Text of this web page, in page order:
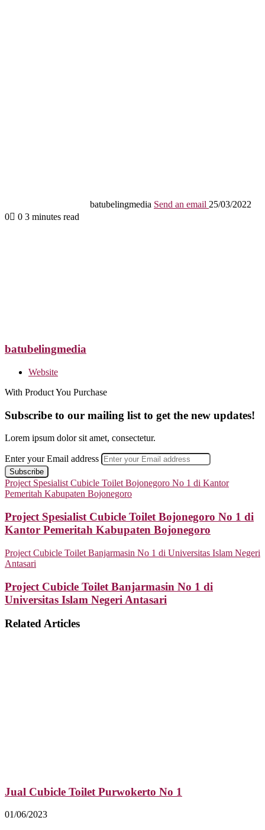
batubelingmedia Send an email 25/03/2022
0
0 3 minutes read
batubelingmedia
Website
With Product You Purchase
Subscribe to our mailing list to get the new updates!
Lorem ipsum dolor sit amet, consectetur.
Enter your Email address
Project Spesialist Cubicle Toilet Bojonegoro No 1 di Kantor
Pemeritah Kabupaten Bojonegoro
Project Spesialist Cubicle Toilet Bojonegoro No 1 di
Kantor Pemeritah Kabupaten Bojonegoro
Project Cubicle Toilet Banjarmasin No 1 di Universitas Islam Negeri
Antasari
Project Cubicle Toilet Banjarmasin No 1 di
Universitas Islam Negeri Antasari
Related Articles
Jual Cubicle Toilet Purwokerto No 1
01/06/2023